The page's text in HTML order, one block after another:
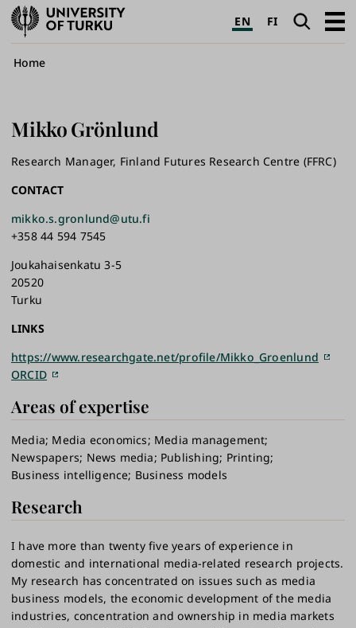
University
of
Turku
EN FI SearchOpen
Breadcrumb
Home
MikkoGrönlund
Research Manager, Finland Futures Research Centre (FFRC)
CONTACT
mikko.s.gronlund@utu.fi
+358 44 594 7545
Joukahaisenkatu 3-5
20520
Turku
LINKS
https://www.researchgate.net/profile/Mikko_Groenlund
ORCID
Areas of expertise
Media Media economics Media management
Newspapers News media Publishing Printing
Business intelligence Business models
Research
I have more than twenty five years of experience in
domestic and international media-related research projects.
My research has concentrated on issues such as media
business models, the economic development of the media
industries, concentration and ownership in media markets